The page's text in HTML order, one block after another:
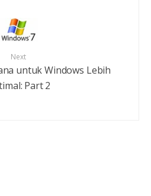
Next
untuk Windows Lebih
Part 2